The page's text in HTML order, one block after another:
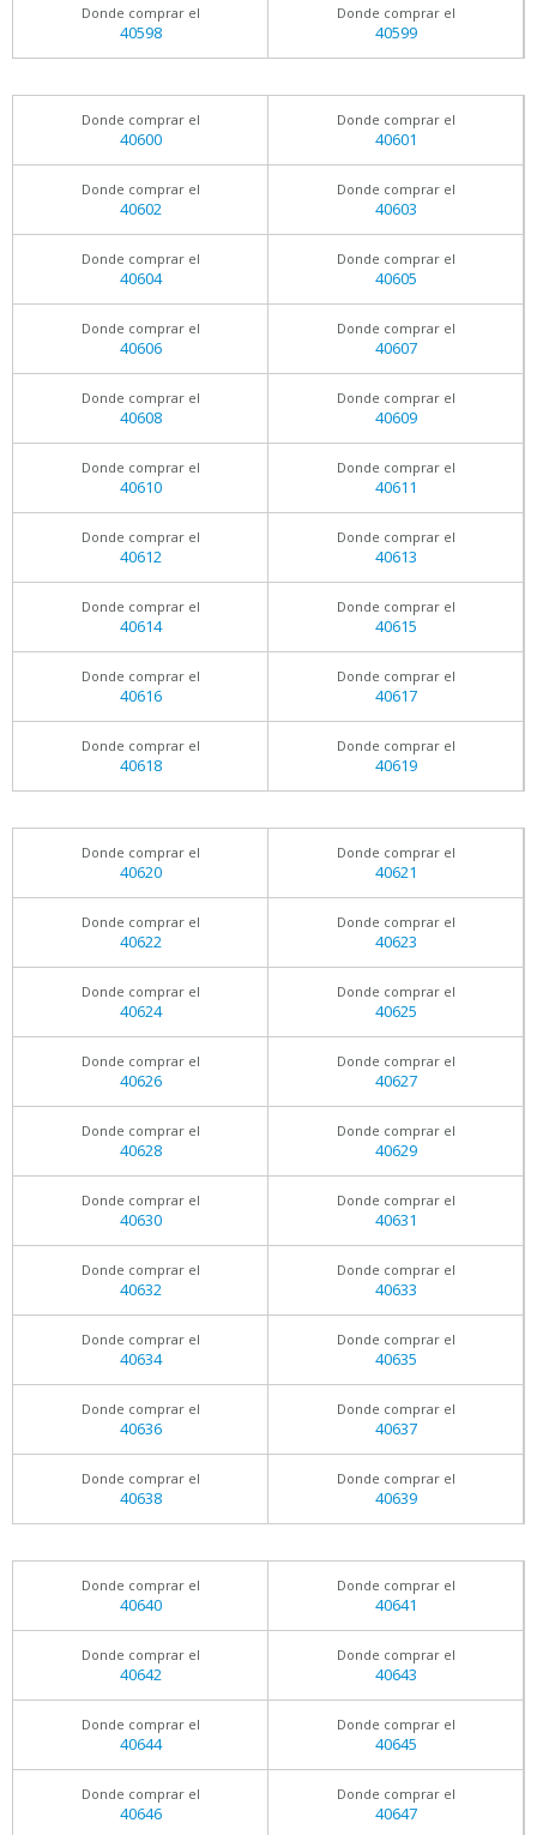
Donde comprar el
40598
Donde comprar el
40599
Donde comprar el
40600
Donde comprar el
40601
Donde comprar el
40602
Donde comprar el
40603
Donde comprar el
40604
Donde comprar el
40605
Donde comprar el
40606
Donde comprar el
40607
Donde comprar el
40608
Donde comprar el
40609
Donde comprar el
40610
Donde comprar el
40611
Donde comprar el
40612
Donde comprar el
40613
Donde comprar el
40614
Donde comprar el
40615
Donde comprar el
40616
Donde comprar el
40617
Donde comprar el
40618
Donde comprar el
40619
Donde comprar el
40620
Donde comprar el
40621
Donde comprar el
40622
Donde comprar el
40623
Donde comprar el
40624
Donde comprar el
40625
Donde comprar el
40626
Donde comprar el
40627
Donde comprar el
40628
Donde comprar el
40629
Donde comprar el
40630
Donde comprar el
40631
Donde comprar el
40632
Donde comprar el
40633
Donde comprar el
40634
Donde comprar el
40635
Donde comprar el
40636
Donde comprar el
40637
Donde comprar el
40638
Donde comprar el
40639
Donde comprar el
40640
Donde comprar el
40641
Donde comprar el
40642
Donde comprar el
40643
Donde comprar el
40644
Donde comprar el
40645
Donde comprar el
40646
Donde comprar el
40647